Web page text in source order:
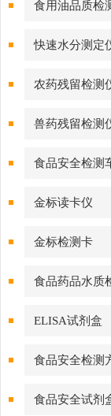
食用油品质检
快速水分测定
农药残留检测
兽药残留检测
食品安全检测
金标读卡仪
金标检测卡
食品药品水质
ELISA试剂盒
食品安全检测
食品安全试剂